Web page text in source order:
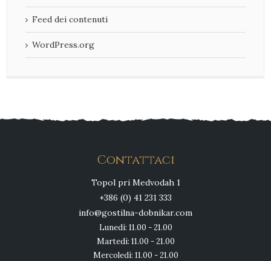
Feed dei contenuti
WordPress.org
Contattaci
Topol pri Medvodah 1
+386 (0) 41 231 333
info@gostilna-dobnikar.com
Lunedì: 11.00 - 21.00
Martedì: 11.00 - 21.00
Mercoledì: 11.00 - 21.00